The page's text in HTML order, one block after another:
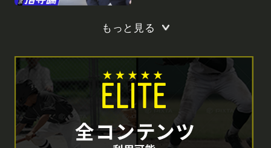
もっと見る